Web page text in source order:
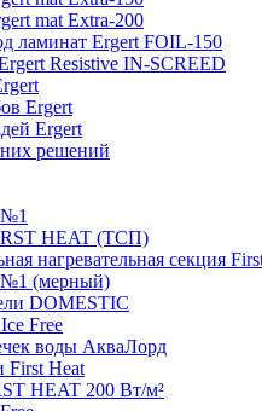
mat Extra-200
ламинат Ergert FOIL-150
Resistive IN-SCREED
Ergert
Ergert
решений
HEAT (ТСП)
нагревательная секция
№1 (мерный)
DOMESTIC
Free
воды АкваЛорд
First Heat
HEAT 200 Вт/м²